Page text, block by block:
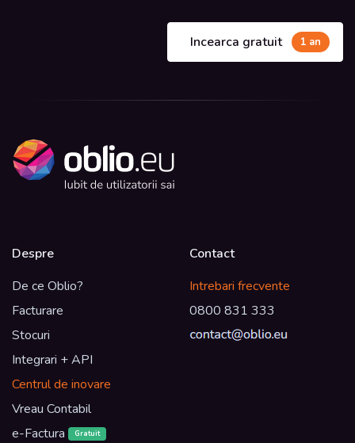
Incearca gratuit 1 an
Despre
De ce Oblio?
Facturare
Stocuri
Integrari + API
Centrul de inovare
Vreau Contabil
e-Factura
Gratuit
Contact
Intrebari frecvente
0800 831 333